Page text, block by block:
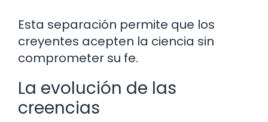
Esta separación permite que los
creyentes acepten la ciencia sin
comprometer su fe.
La evolución de las
creencias